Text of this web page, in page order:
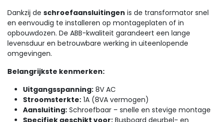
Dankzij de schroefaansluitingen is de transformator snel
en eenvoudig te installeren op montageplaten of in
opbouwdozen. De ABB-kwaliteit garandeert een lange
levensduur en betrouwbare werking in uiteenlopende
omgevingen.
Belangrijkste kenmerken:
Uitgangsspanning: 8V AC
Stroomsterkte: 1A (8VA vermogen)
Aansluiting: Schroefbaar – snelle en stevige montage
Specifiek geschikt voor: Busboard deurbel- en